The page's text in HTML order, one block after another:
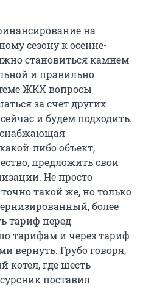
на
сезону к осенне-
становиться камнем
и правильно
ЖКХ вопросы
за счет других
и будем подходить.
либо объект,
предложить свои
Не просто
такой же, но только
более
тариф перед
тарифам и через тариф
вернуть. Грубо говоря,
котел, где шесть
поставил